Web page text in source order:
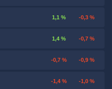
1,1 % -0,3 %
1,4 % -0,7 %
-0,7 % -0,9 %
-1,4 % -1,0 %